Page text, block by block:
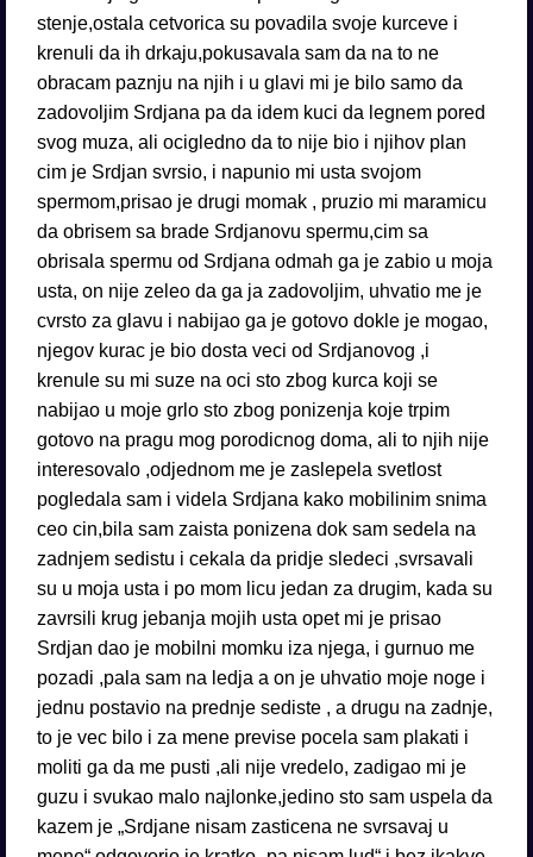
stenje,ostala cetvorica su povadila svoje kurceve i
krenuli da ih drkaju,pokusavala sam da na to ne
obracam paznju na njih i u glavi mi je bilo samo da
zadovoljim Srdjana pa da idem kuci da legnem pored
svog muza, ali ocigledno da to nije bio i njihov plan
cim je Srdjan svrsio, i napunio mi usta svojom
spermom,prisao je drugi momak , pruzio mi maramicu
da obrisem sa brade Srdjanovu spermu,cim sa
obrisala spermu od Srdjana odmah ga je zabio u moja
usta, on nije zeleo da ga ja zadovoljim, uhvatio me je
cvrsto za glavu i nabijao ga je gotovo dokle je mogao,
njegov kurac je bio dosta veci od Srdjanovog ,i
krenule su mi suze na oci sto zbog kurca koji se
nabijao u moje grlo sto zbog ponizenja koje trpim
gotovo na pragu mog porodicnog doma, ali to njih nije
interesovalo ,odjednom me je zaslepela svetlost
pogledala sam i videla Srdjana kako mobilinim snima
ceo cin,bila sam zaista ponizena dok sam sedela na
zadnjem sedistu i cekala da pridje sledeci ,svrsavali
su u moja usta i po mom licu jedan za drugim, kada su
zavrsili krug jebanja mojih usta opet mi je prisao
Srdjan dao je mobilni momku iza njega, i gurnuo me
pozadi ,pala sam na ledja a on je uhvatio moje noge i
jednu postavio na prednje sediste , a drugu na zadnje,
to je vec bilo i za mene previse pocela sam plakati i
moliti ga da me pusti ,ali nije vredelo, zadigao mi je
guzu i svukao malo najlonke,jedino sto sam uspela da
kazem je „Srdjane nisam zasticena ne svrsavaj u